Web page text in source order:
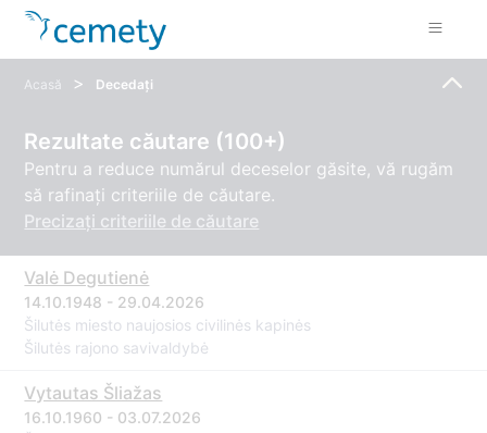
Acasă > Decedați
Rezultate căutare (100+)
Pentru a reduce numărul deceselor găsite, vă rugăm
să rafinați criteriile de căutare.
Precizați criteriile de căutare
Valė Degutienė
14.10.1948 - 29.04.2026
Šilutės miesto naujosios civilinės kapinės
Šilutės rajono savivaldybė
Vytautas Šliažas
16.10.1960 - 03.07.2026